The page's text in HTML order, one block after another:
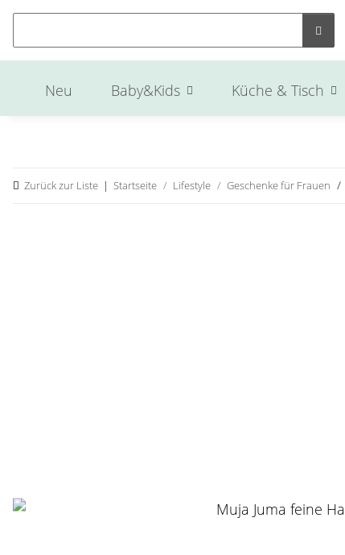
Neu Baby&Kids Küche & Tisch
Zurück zur Liste Startseite Lifestyle Geschenke für Frauen